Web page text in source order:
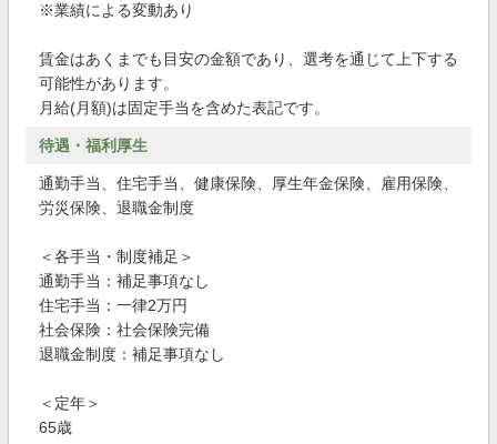
※業績による変動あり
賃金はあくまでも目安の金額であり、選考を通じて上下する
可能性があります。
月給(月額)は固定手当を含めた表記です。
待遇・福利厚生
通勤手当、住宅手当、健康保険、厚生年金保険、雇用保険、
労災保険、退職金制度
＜各手当・制度補足＞
通勤手当：補足事項なし
住宅手当：一律2万円
社会保険：社会保険完備
退職金制度：補足事項なし
＜定年＞
65歳